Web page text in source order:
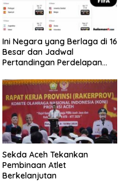
Ini Negara yang Berlaga di 16
Besar dan Jadwal
Pertandingan Perdelapan
Sekda Aceh Tekankan
Pembinaan Atlet
Berkelanjutan